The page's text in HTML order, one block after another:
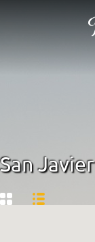
San Javier